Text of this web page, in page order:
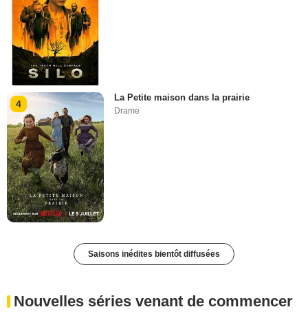
4
La Petite maison dans la prairie
Drame
Saisons inédites bientôt diffusées
Nouvelles séries venant de commencer